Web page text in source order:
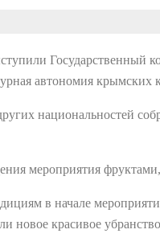
автономия
национальностей
мероприятия
в начале
новое красивое